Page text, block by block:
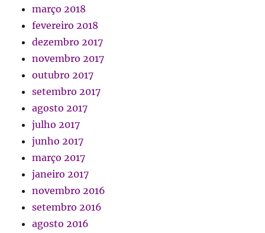
março 2018
fevereiro 2018
dezembro 2017
novembro 2017
outubro 2017
setembro 2017
agosto 2017
julho 2017
junho 2017
março 2017
janeiro 2017
novembro 2016
setembro 2016
agosto 2016